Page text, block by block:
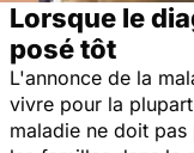
Lorsque le
posé tôt
L'annonce de la
vivre pour la
maladie ne doit